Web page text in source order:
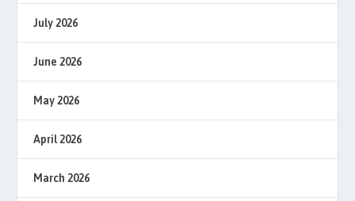
July 2026
June 2026
May 2026
April 2026
March 2026